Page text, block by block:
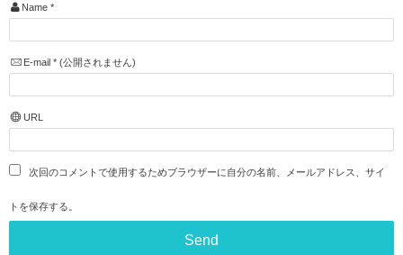
Name *
E-mail *(公開されません)
URL
次回のコメントで使用するためブラウザーに自分の名前、メールアドレス、サイ
トを保存する。